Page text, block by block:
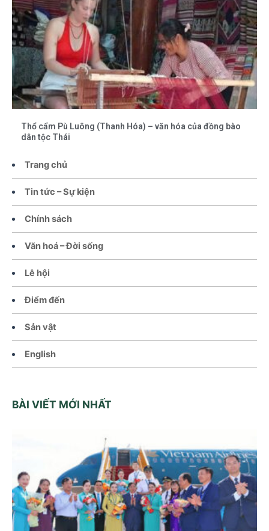
Trang chủ
Tin tức – Sự kiện
Chính sách
Văn hoá – Đời sống
Lễ hội
Điểm đến
Sản vật
English
BÀI VIẾT MỚI NHẤT
Thổ cẩm Pù Luông (Thanh Hóa) – văn hóa của đồng bào
dân tộc Thái